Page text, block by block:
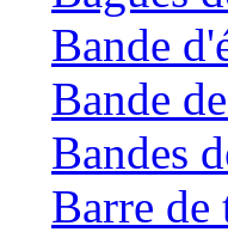
Bande
Bande
Bandes
Barre de